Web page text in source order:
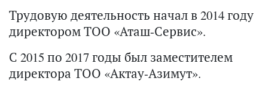
Трудовую деятельность начал в 2014 году
директором ТОО «Аташ-Сервис».
С 2015 по 2017 годы был заместителем
директора ТОО «Актау-Азимут».